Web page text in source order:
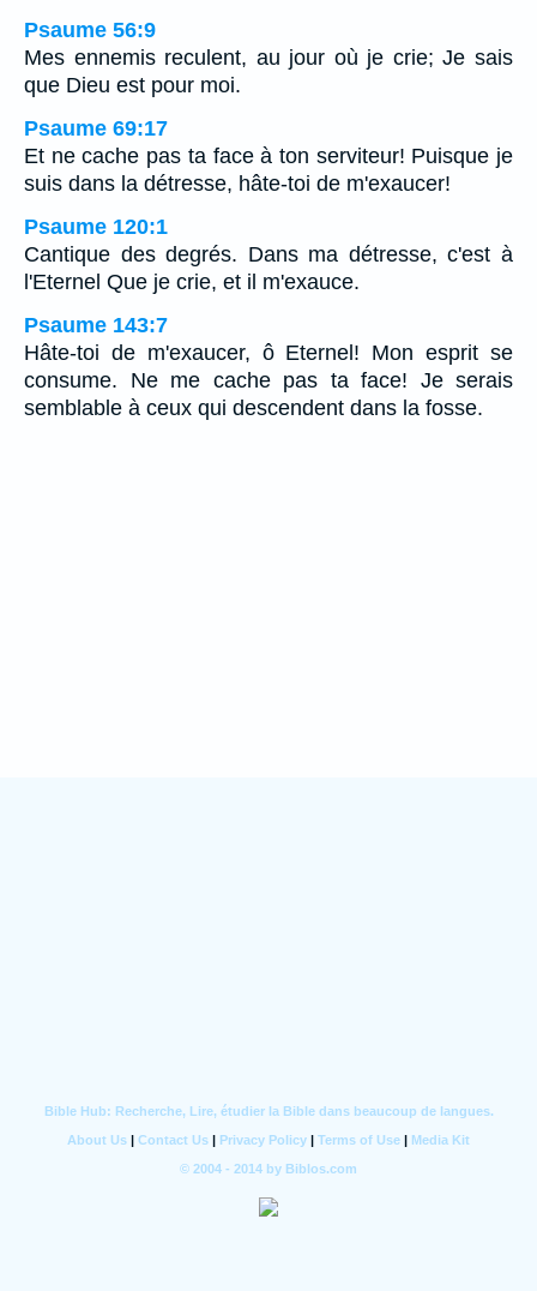
Psaume 56:9
Mes ennemis reculent, au jour où je crie; Je sais
que Dieu est pour moi.
Psaume 69:17
Et ne cache pas ta face à ton serviteur! Puisque je
suis dans la détresse, hâte-toi de m'exaucer!
Psaume 120:1
Cantique des degrés. Dans ma détresse, c'est à
l'Eternel Que je crie, et il m'exauce.
Psaume 143:7
Hâte-toi de m'exaucer, ô Eternel! Mon esprit se
consume. Ne me cache pas ta face! Je serais
semblable à ceux qui descendent dans la fosse.